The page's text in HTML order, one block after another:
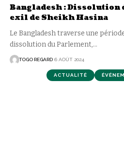
Bangladesh : Dissolution
exil de Sheikh Hasina
Le Bangladesh traverse une
dissolution du Parlement,…
TOGO REGARD 6 AOÛT 2024
ACTUALITÉ